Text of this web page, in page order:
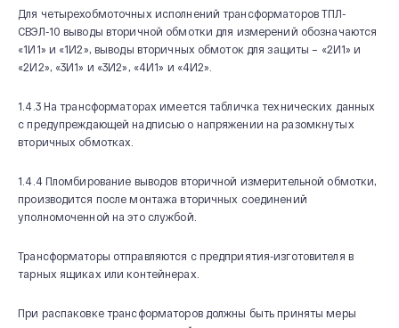
Для четырехобмоточных исполнений трансформаторов ТПЛ-
СВЭЛ-10 выводы вторичной обмотки для измерений обозначаются
«1И1» и «1И2», выводы вторичных обмоток для защиты – «2И1» и
«2И2», «3И1» и «3И2», «4И1» и «4И2».
1.4.3 На трансформаторах имеется табличка технических данных
с предупреждающей надписью о напряжении на разомкнутых
вторичных обмотках.
1.4.4 Пломбирование выводов вторичной измерительной обмотки,
производится после монтажа вторичных соединений
уполномоченной на это службой.
Трансформаторы отправляются с предприятия-изготовителя в
тарных ящиках или контейнерах.
При распаковке трансформаторов должны быть приняты меры